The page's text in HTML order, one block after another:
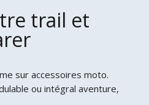
trail et
sur accessoires moto.
ou intégral aventure,